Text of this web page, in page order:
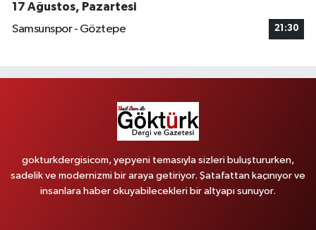
17 Ağustos, Pazartesi
Samsunspor - Göztepe
21:30
gokturkdergisicom, yepyeni temasıyla sizleri buluştururken,
sadelik ve modernizmi bir araya getiriyor. Şatafattan kaçınıyor ve
insanlara haber okuyabilecekleri bir altyapı sunuyor.